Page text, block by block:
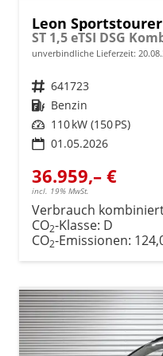
Leon Sportstourer
ST 1,5 eTSI DSG
unverbindliche Lieferzeit:
Fahrzeugnr. 641723
Kraftstoff Benzin
Leistung 110 kW (150 PS)
01.05.2026
36.959,– €
incl. 19% MwSt.
Verbrauch
CO2-Klasse: D
CO2-Emissionen: